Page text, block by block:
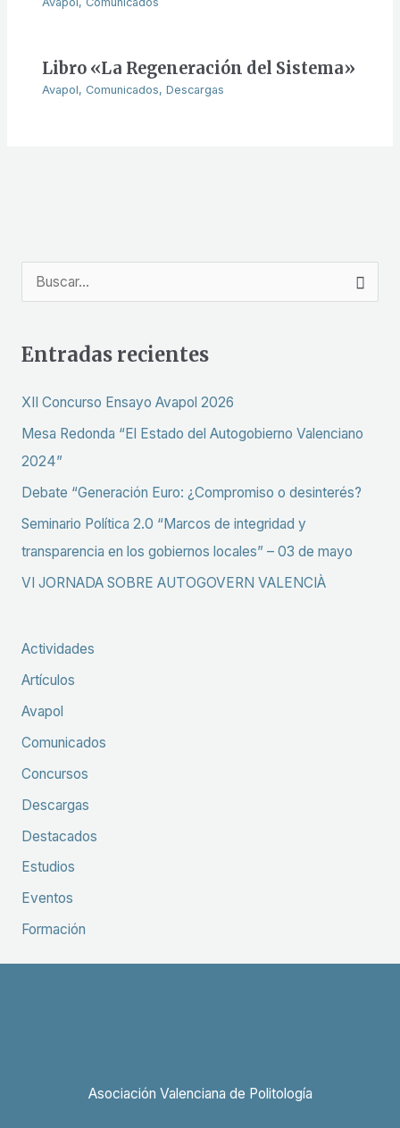
Libro «La Regeneración del Sistema»
Avapol, Comunicados,Descargas
a
r
p
Entradas recientes
XII Concurso Ensayo Avapol 2026
Mesa Redonda “El Estado del Autogobierno Valenciano
2024”
Debate “Generación Euro: ¿Compromiso o desinterés?
Seminario Política 2.0 “Marcos de integridad y
transparencia en los gobiernos locales” – 03 de mayo
VI JORNADA SOBRE AUTOGOVERN VALENCIÀ
Actividades
Artículos
Avapol
Comunicados
Concursos
Descargas
Destacados
Estudios
Eventos
Formación
Asociación Valenciana de Politología